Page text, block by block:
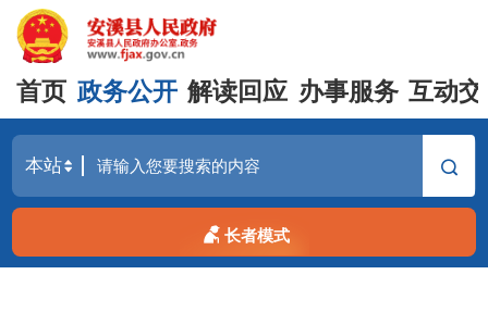
首页 政务公开 解读回应 办事服务 互动
长者模式